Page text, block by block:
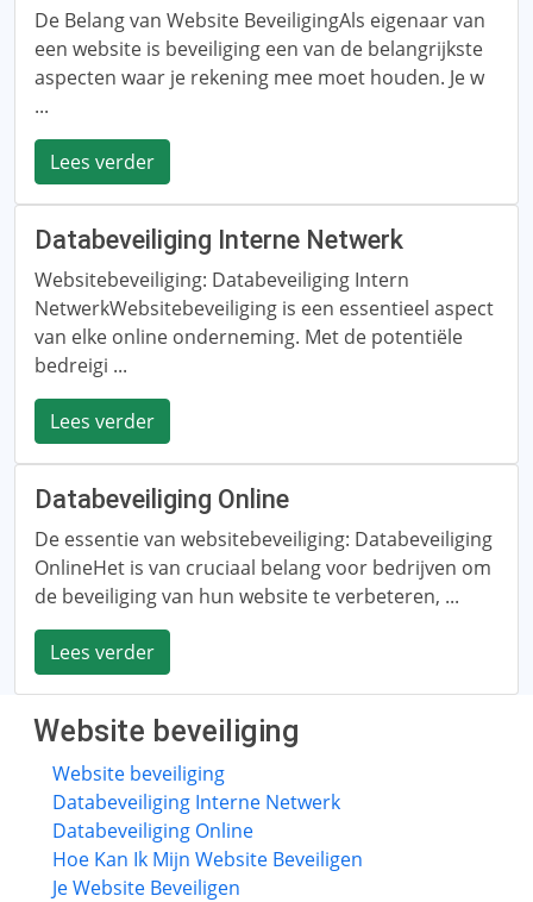
De Belang van Website BeveiligingAls eigenaar van
een website is beveiliging een van de belangrijkste
aspecten waar je rekening mee moet houden. Je w
...
Lees verder
Databeveiliging Interne Netwerk
Websitebeveiliging: Databeveiliging Intern
NetwerkWebsitebeveiliging is een essentieel aspect
van elke online onderneming. Met de potentiële
bedreigi ...
Lees verder
Databeveiliging Online
De essentie van websitebeveiliging: Databeveiliging
OnlineHet is van cruciaal belang voor bedrijven om
de beveiliging van hun website te verbeteren, ...
Lees verder
Website beveiliging
Website beveiliging
Databeveiliging Interne Netwerk
Databeveiliging Online
Hoe Kan Ik Mijn Website Beveiligen
Je Website Beveiligen